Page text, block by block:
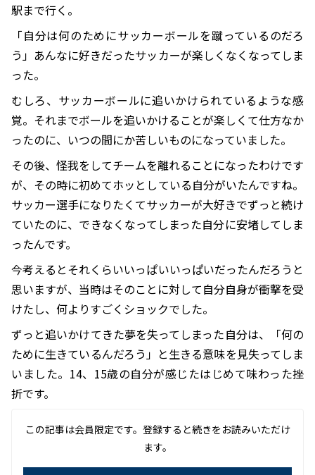
駅まで行く。
「自分は何のためにサッカーボールを蹴っているのだろ
う」あんなに好きだったサッカーが楽しくなくなってしま
った。
むしろ、サッカーボールに追いかけられているような感
覚。それまでボールを追いかけることが楽しくて仕方なか
ったのに、いつの間にか苦しいものになっていました。
その後、怪我をしてチームを離れることになったわけです
が、その時に初めてホッとしている自分がいたんですね。
サッカー選手になりたくてサッカーが大好きでずっと続け
ていたのに、できなくなってしまった自分に安堵してしま
ったんです。
今考えるとそれくらいいっぱいいっぱいだったんだろうと
思いますが、当時はそのことに対して自分自身が衝撃を受
けたし、何よりすごくショックでした。
ずっと追いかけてきた夢を失ってしまった自分は、「何の
ために生きているんだろう」と生きる意味を見失ってしま
いました。14、15歳の自分が感じたはじめて味わった挫
折です。
この記事は会員限定です。登録すると続きをお読みいただけ
ます。